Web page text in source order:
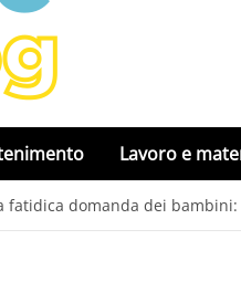
Lavoro e
fatidica domanda dei bambini: